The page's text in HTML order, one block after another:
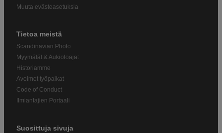
Muuta evästeasetuksia
Tietoa meistä
Scandinavian Photo
Myymälät & Aukioloajat
Historiamme
Avoimet työpaikat
Code of Conduct
Ilmiantajien Portaali
Suosittuja sivuja